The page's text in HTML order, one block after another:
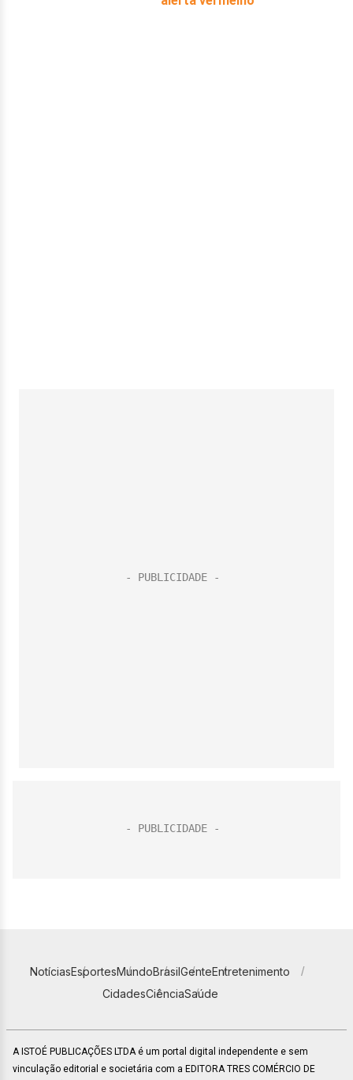
NotíciasEsportesMundoBrasilGenteEntretenimento
CidadesCiênciaSaúde
A ISTOÉ PUBLICAÇÕES LTDA é um portal digital independente e sem
vinculação editorial e societária com a EDITORA TRES COMÉRCIO DE